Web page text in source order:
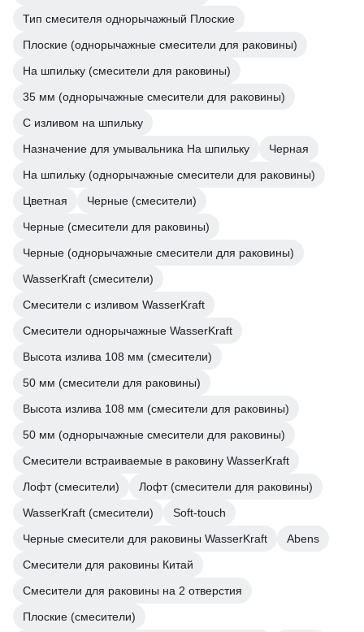
Тип смесителя однорычажный Плоские
Плоские (однорычажные смесители для раковины)
На шпильку (смесители для раковины)
35 мм (однорычажные смесители для раковины)
С изливом на шпильку
Назначение для умывальника На шпильку
Черная
На шпильку (однорычажные смесители для раковины)
Цветная
Черные (смесители)
Черные (смесители для раковины)
Черные (однорычажные смесители для раковины)
WasserKraft (смесители)
Смесители с изливом WasserKraft
Смесители однорычажные WasserKraft
Высота излива 108 мм (смесители)
50 мм (смесители для раковины)
Высота излива 108 мм (смесители для раковины)
50 мм (однорычажные смесители для раковины)
Смесители встраиваемые в раковину WasserKraft
Лофт (смесители)
Лофт (смесители для раковины)
WasserKraft (смесители)
Soft-touch
Черные смесители для раковины WasserKraft
Abens
Смесители для раковины Китай
Смесители для раковины на 2 отверстия
Плоские (смесители)